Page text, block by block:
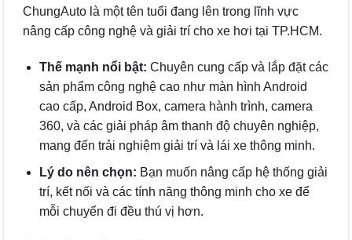
ChungAuto là một tên tuổi đang lên trong lĩnh vực
nâng cấp công nghệ và giải trí cho xe hơi tại TP.HCM.
Thế mạnh nổi bật: Chuyên cung cấp và lắp đặt các
sản phẩm công nghệ cao như màn hình Android
cao cấp, Android Box, camera hành trình, camera
360, và các giải pháp âm thanh độ chuyên nghiệp,
mang đến trải nghiệm giải trí và lái xe thông minh.
Lý do nên chọn: Bạn muốn nâng cấp hệ thống giải
trí, kết nối và các tính năng thông minh cho xe để
mỗi chuyến đi đều thú vị hơn.